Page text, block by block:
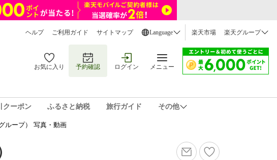
ヘルプ ご利用ガイド サイトマップ Language 楽天市場 楽天グループ
お気に入り 予約確認 ログイン メニュー
クーポン ふるさと納税 旅行ガイド その他
ループ） 写真・動画